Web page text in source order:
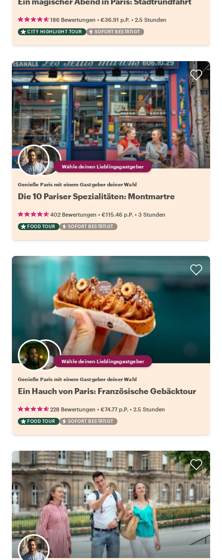
186 Bewertungen • €36.91 p.P. • 2.5 Stunden
CITY HIGHLIGHT TOUR SOFORT BESTÄTIGT
Wähle deinen Lieblingsgastgeber
Genieße Paris mit einem Gastgeber deiner Wahl
Die 10 Pariser Spezialitäten: Montmartre
402 Bewertungen • €115.46 p.P. • 3 Stunden
FOOD TOUR SOFORT BESTÄTIGT
Wähle deinen Lieblingsgastgeber
Genieße Paris mit einem Gastgeber deiner Wahl
Ein Hauch von Paris: Französische Gebäcktour
228 Bewertungen • €74.77 p.P. • 2.5 Stunden
FOOD TOUR SOFORT BESTÄTIGT